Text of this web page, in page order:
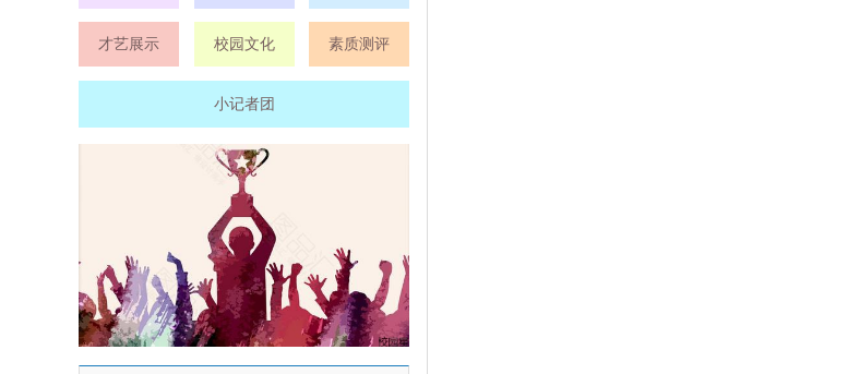
校园文化
才艺展示 素质测评
小记者团